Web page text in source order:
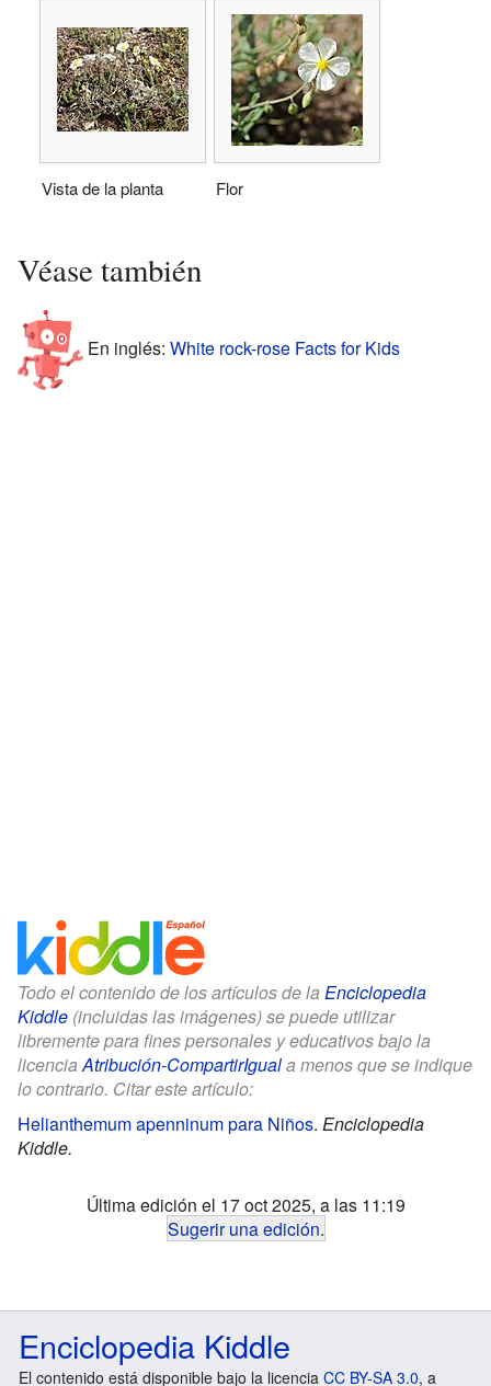
Vista de la planta Flor
Véase también
En inglés: White rock-rose Facts for Kids
Todo el contenido de los artículos de la Enciclopedia
Kiddle (incluidas las imágenes) se puede utilizar
libremente para fines personales y educativos bajo la
licenciaAtribución-CompartirIguala menos que se indique
lo contrario. Citar este artículo:
Helianthemum apenninum para Niños. Enciclopedia
Kiddle.
Última edición el 17 oct 2025, a las 11:19
Sugerir una edición.
Enciclopedia Kiddle
El contenido está disponible bajo la licencia CC BY-SA 3.0, a